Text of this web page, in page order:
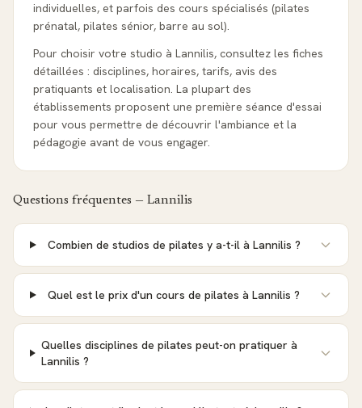
individuelles, et parfois des cours spécialisés (pilates
prénatal, pilates sénior, barre au sol).
Pour choisir votre studio à Lannilis, consultez les fiches
détaillées : disciplines, horaires, tarifs, avis des
pratiquants et localisation. La plupart des
établissements proposent une première séance d'essai
pour vous permettre de découvrir l'ambiance et la
pédagogie avant de vous engager.
Questions fréquentes — Lannilis
Combien de studios de pilates y a-t-il à Lannilis ?
Quel est le prix d'un cours de pilates à Lannilis ?
Quelles disciplines de pilates peut-on pratiquer à
Lannilis ?